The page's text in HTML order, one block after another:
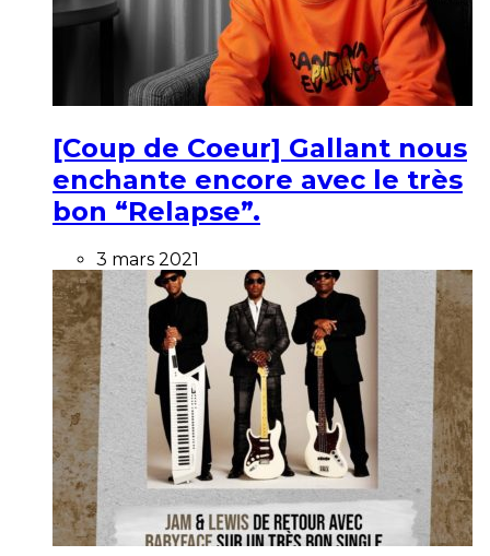
[Coup de Coeur] Gallant nous
enchante encore avec le très
bon “Relapse”.
3 mars 2021